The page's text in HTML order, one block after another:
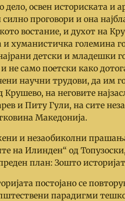
дело, освен историската и
силно проговори и она
востание, и духот на
и хуманистичка големина
детски и младешки
не само поетски како
научни трудови, да им
Крушево, на неговите
и Питу Гули, на сите
Македонија.
и незаобиколни
на Илинден“ од
план: Зошто
постојано се
парадигми тешко